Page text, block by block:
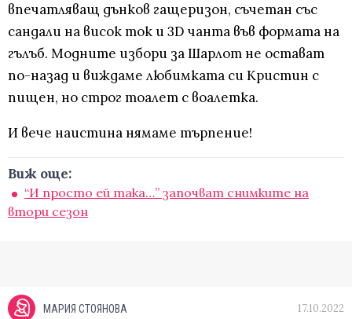
впечатляващ дънков гащеризон, съчетан със
сандали на висок ток и 3D чанта във формата на
гълъб. Модните избори за Шарлот не остават
по-назад и виждаме любимката си Кристин с
пищен, но строг тоалет с воалетка.
И вече наистина нямаме търпение!
Виж още:
“И просто ей така…” започват снимките на
втори сезон
МАРИЯ СТОЯНОВА 17.10.2022